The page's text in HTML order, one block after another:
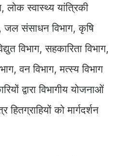
लोक स्वास्थ्य यांत्रिकी
जल संसाधन विभाग, कृषि
विभाग, सहकारिता विभाग,
वन विभाग, मत्स्य विभाग
द्वारा विभागीय योजनाओं
हितग्राहियों को मार्गदर्शन